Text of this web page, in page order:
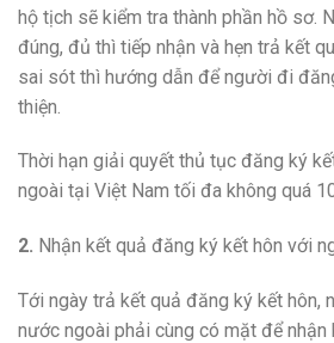
hộ tịch sẽ kiểm tra thành phần hồ sơ.
đúng, đủ thì tiếp nhận và hẹn trả kết
sai sót thì hướng dẫn để người đi
thiện.
Thời hạn giải quyết thủ tục đăng ký
ngoài tại Việt Nam tối đa không quá
2. Nhận kết quả đăng ký kết hôn với
Tới ngày trả kết quả đăng ký kết hôn,
nước ngoài phải cùng có mặt để